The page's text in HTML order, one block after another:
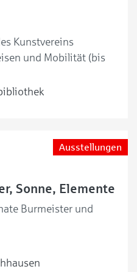
Kunstvereins
und Mobilität (bis
Ausstellungen
Sonne, Elemente
Burmeister und